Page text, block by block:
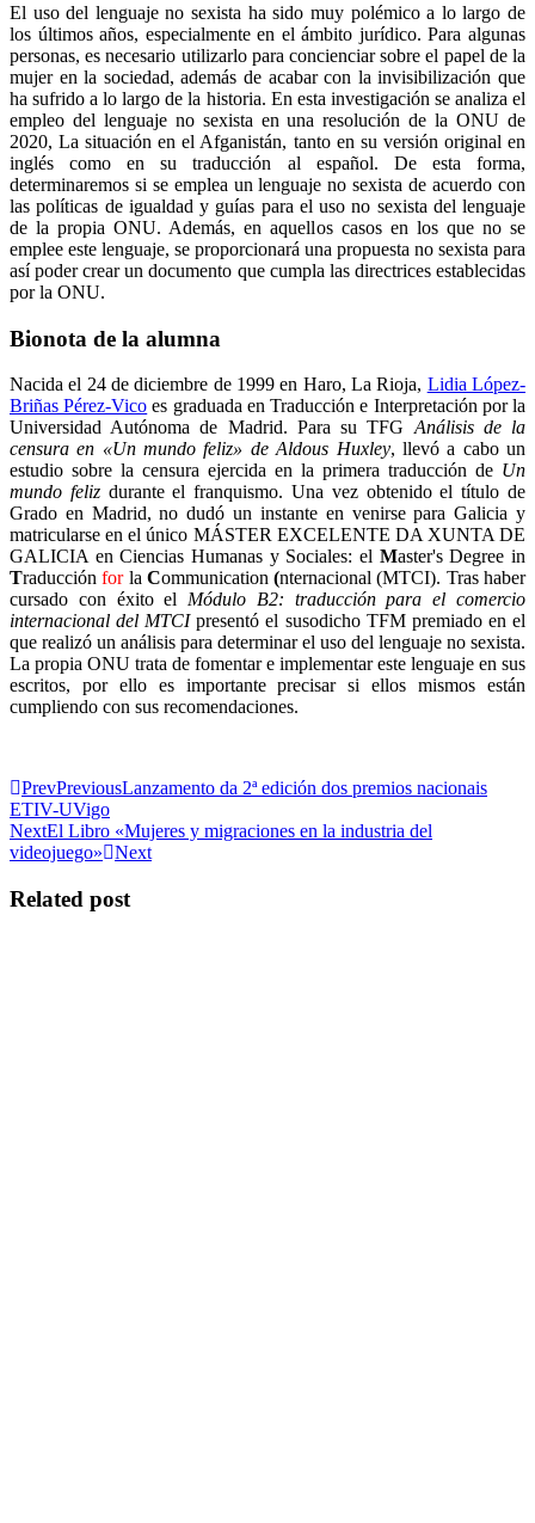
El uso del lenguaje no sexista ha sido muy polémico a lo largo de
los últimos años, especialmente en el ámbito jurídico. Para algunas
personas, es necesario utilizarlo para concienciar sobre el papel de la
mujer en la sociedad, además de acabar con la invisibilización que
ha sufrido a lo largo de la historia. En esta investigación se analiza el
empleo del lenguaje no sexista en una resolución de la ONU de
2020, La situación en el Afganistán, tanto en su versión original en
inglés como en su traducción al español. De esta forma,
determinaremos si se emplea un lenguaje no sexista de acuerdo con
las políticas de igualdad y guías para el uso no sexista del lenguaje
de la propia ONU. Además, en aquellos casos en los que no se
emplee este lenguaje, se proporcionará una propuesta no sexista para
así poder crear un documento que cumpla las directrices establecidas
por la ONU.
Bionota de la alumna
Nacida el 24 de diciembre de 1999 en Haro, La Rioja, Lidia López-
Briñas Pérez-Vico es graduada en Traducción e Interpretación por la
Universidad Autónoma de Madrid. Para su TFG Análisis de la
censura en «Un mundo feliz» de Aldous Huxley, llevó a cabo un
estudio sobre la censura ejercida en la primera traducción de Un
mundo felizdurante el franquismo. Una vez obtenido el título de
Grado en Madrid, no dudó un instante en venirse para Galicia y
matricularse en el único MÁSTER EXCELENTE DA XUNTA DE
GALICIA en Ciencias Humanas y Sociales: el Master's Degree in
Traducciónforla Communication(nternacional (MTCI). Tras haber
cursado con éxito el Módulo B2: traducción para el comercio
internacional del MTCIpresentó el susodicho TFM premiado en el
que realizó un análisis para determinar el uso del lenguaje no sexista.
La propia ONU trata de fomentar e implementar este lenguaje en sus
escritos, por ello es importante precisar si ellos mismos están
cumpliendo con sus recomendaciones.
PrevPreviousLanzamento da 2ª edición dos premios nacionais
ETIV-UVigo
NextEl Libro «Mujeres y migraciones en la industria del
videojuego»
Next
Related post